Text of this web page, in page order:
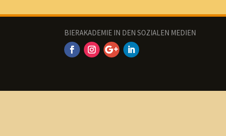
BIERAKADEMIE IN DEN SOZIALEN MEDIEN